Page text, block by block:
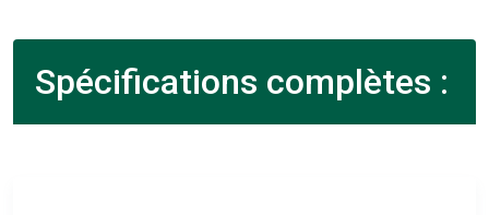
Spécifications complètes :